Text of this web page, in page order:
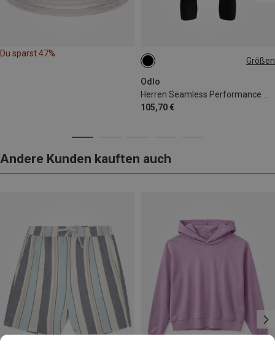
Du sparst 47%
Größen
Odlo
105,70 €
S XXL
Andere Kunden kauften auch